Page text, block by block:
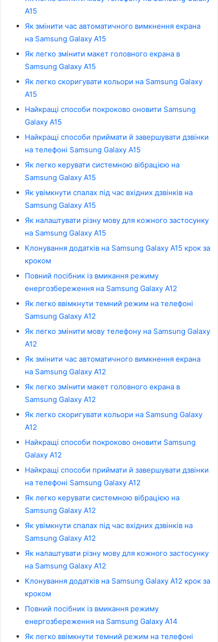
A15
Як змінити час автоматичного вимкнення екрана
на Samsung Galaxy A15
Як легко змінити макет головного екрана в
Samsung Galaxy A15
Як легко скоригувати кольори на Samsung Galaxy
A15
Найкращі способи покроково оновити Samsung
Galaxy A15
Найкращі способи приймати й завершувати дзвінки
на телефоні Samsung Galaxy A15
Як легко керувати системною вібрацією на
Samsung Galaxy A15
Як увімкнути спалах під час вхідних дзвінків на
Samsung Galaxy A15
Як налаштувати різну мову для кожного застосунку
на Samsung Galaxy A15
Клонування додатків на Samsung Galaxy A15 крок за
кроком
Повний посібник із вмикання режиму
енергозбереження на Samsung Galaxy A12
Як легко ввімкнути темний режим на телефоні
Samsung Galaxy A12
Як легко змінити мову телефону на Samsung Galaxy
A12
Як змінити час автоматичного вимкнення екрана
на Samsung Galaxy A12
Як легко змінити макет головного екрана в
Samsung Galaxy A12
Як легко скоригувати кольори на Samsung Galaxy
A12
Найкращі способи покроково оновити Samsung
Galaxy A12
Найкращі способи приймати й завершувати дзвінки
на телефоні Samsung Galaxy A12
Як легко керувати системною вібрацією на
Samsung Galaxy A12
Як увімкнути спалах під час вхідних дзвінків на
Samsung Galaxy A12
Як налаштувати різну мову для кожного застосунку
на Samsung Galaxy A12
Клонування додатків на Samsung Galaxy A12 крок за
кроком
Повний посібник із вмикання режиму
енергозбереження на Samsung Galaxy A14
Як легко ввімкнути темний режим на телефоні